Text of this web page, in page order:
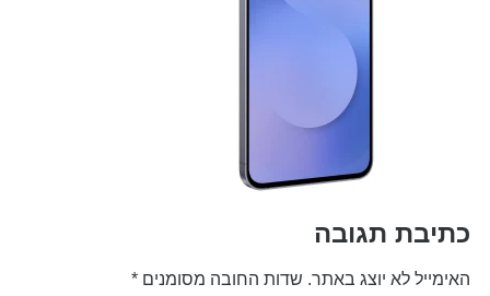
תגובה
לא יוצג באתר. שדות החובה מסומנים*